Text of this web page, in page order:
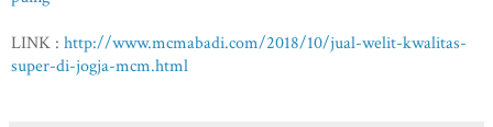
LINK : http://www.mcmabadi.com/2018/10/jual-welit-kwalitas-
super-di-jogja-mcm.html